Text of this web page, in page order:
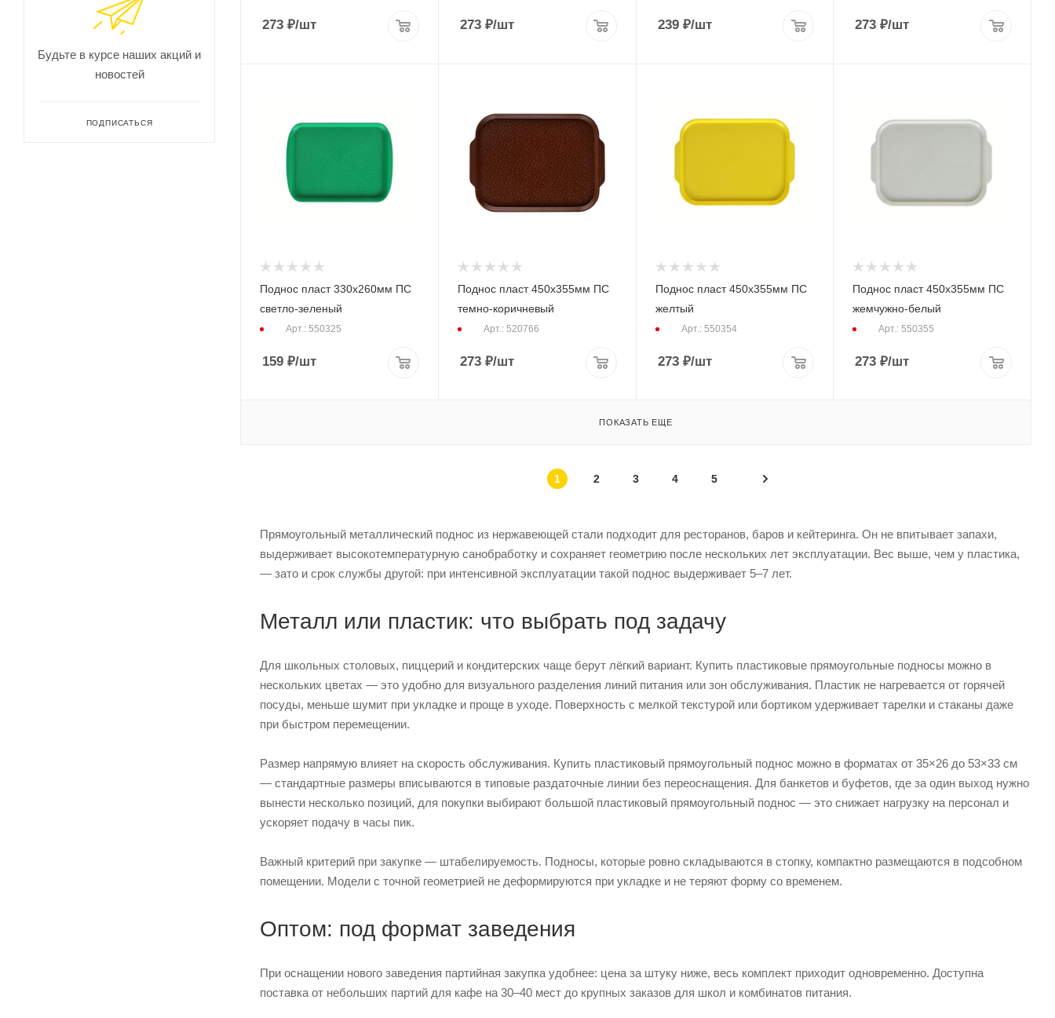
273 ₽/шт 273₽/шт 239₽/шт 273 ₽/шт
Поднос пласт 330х260мм ПС
светло-зеленый
Арт.: 550325
159 ₽/шт
Поднос пласт 450х355мм ПС
темно-коричневый
Арт.: 520766
273₽/шт
Поднос пласт 450х355мм ПС
желтый
Арт.: 550354
273₽/шт
Поднос пласт 450х355мм ПС
жемчужно-белый
Арт.: 550355
273 ₽/шт
ПОКАЗАТЬ ЕЩЕ
1 2 3 4 5
Прямоугольный металлический поднос из нержавеющей стали подходит для ресторанов, баров и кейтеринга. Он не впитывает запахи,
выдерживает высокотемпературную санобработку и сохраняет геометрию после нескольких лет эксплуатации. Вес выше, чем у пластика,
— зато и срок службы другой: при интенсивной эксплуатации такой поднос выдерживает 5–7 лет.
Металл или пластик: что выбрать под задачу
Для школьных столовых, пиццерий и кондитерских чаще берут лёгкий вариант. Купить пластиковые прямоугольные подносы можно в
нескольких цветах — это удобно для визуального разделения линий питания или зон обслуживания. Пластик не нагревается от горячей
посуды, меньше шумит при укладке и проще в уходе. Поверхность с мелкой текстурой или бортиком удерживает тарелки и стаканы даже
при быстром перемещении.
Размер напрямую влияет на скорость обслуживания. Купить пластиковый прямоугольный поднос можно в форматах от 35×26 до 53×33 см
— стандартные размеры вписываются в типовые раздаточные линии без переоснащения. Для банкетов и буфетов, где за один выход нужно
вынести несколько позиций, для покупки выбирают большой пластиковый прямоугольный поднос — это снижает нагрузку на персонал и
ускоряет подачу в часы пик.
Важный критерий при закупке — штабелируемость. Подносы, которые ровно складываются в стопку, компактно размещаются в подсобном
помещении. Модели с точной геометрией не деформируются при укладке и не теряют форму со временем.
Оптом: под формат заведения
При оснащении нового заведения партийная закупка удобнее: цена за штуку ниже, весь комплект приходит одновременно. Доступна
поставка от небольших партий для кафе на 30–40 мест до крупных заказов для школ и комбинатов питания.
Будьте в курсе наших акций и
новостей
ПОДПИСАТЬСЯ